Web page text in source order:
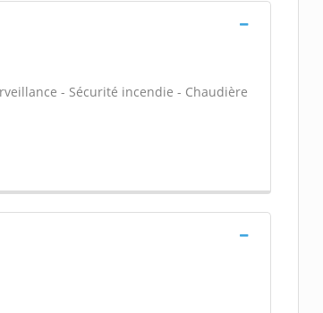
- Sécurité incendie - Chaudière